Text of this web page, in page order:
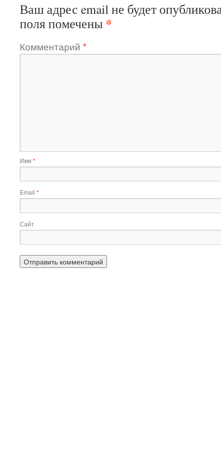
Ваш адрес email не будет
поля помечены *
Комментарий *
Имя *
Email *
Сайт